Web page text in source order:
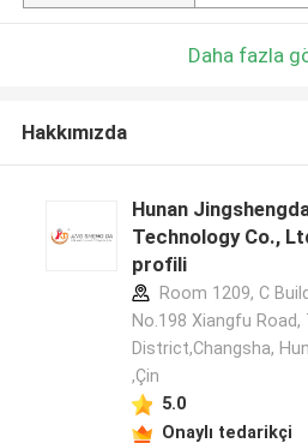
Daha fazla
Hakkımızda
Hunan
Technology Co.,
profili
Room 1209, C
No.198 Xiangfu Road,
District,Changsha,
,Çin
5.0
Onaylı tedarikçi